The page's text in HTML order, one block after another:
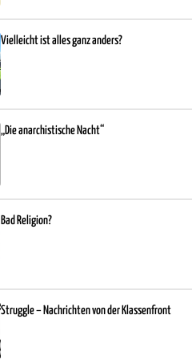
Vielleicht ist alles ganz anders?
„Die anarchistische Nacht“
Bad Religion?
Struggle – Nachrichten von der Klassenfront